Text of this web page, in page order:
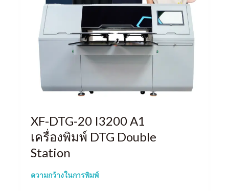
XF-DTG-20 I3200 A1
เครื่องพิมพ์ DTG Double
Station
ความกว้างในการพิมพ์